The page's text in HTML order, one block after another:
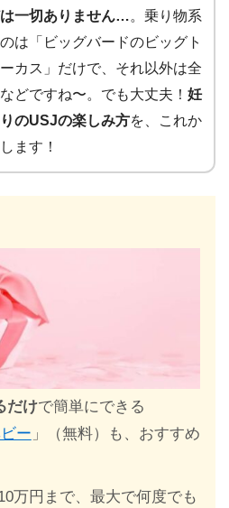
一切ありません…。乗り物系
は「ビッグバードのビッグト
カス」だけで、それ以外は全
どですね〜。でも大丈夫！ 妊
のUSJの楽しみ方を、これか
ます！
だけで簡単にできる
ー 」（無料）も、おすすめ
万円まで、最大で何度でも